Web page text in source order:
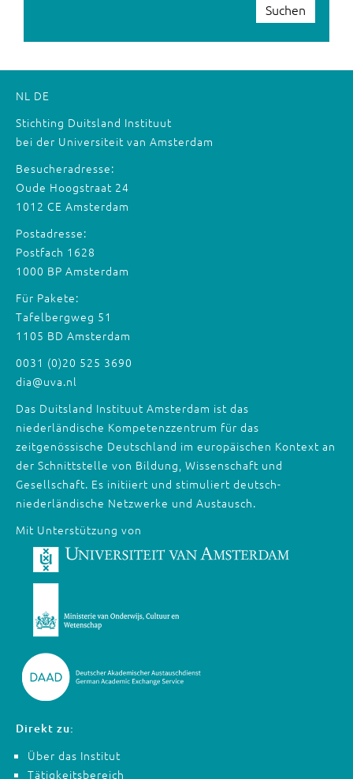
Suchen
NL DE
Stichting Duitsland Instituut
bei der Universiteit van Amsterdam
Besucheradresse:
Oude Hoogstraat 24
1012 CE Amsterdam
Postadresse:
Postfach 1628
1000 BP Amsterdam
Für Pakete:
Tafelbergweg 51
1105 BD Amsterdam
0031 (0)20 525 3690
dia@uva.nl
Das Duitsland Instituut Amsterdam ist das
niederländische Kompetenzzentrum für das
zeitgenössische Deutschland im europäischen Kontext an
der Schnittstelle von Bildung, Wissenschaft und
Gesellschaft. Es initiiert und stimuliert deutsch-
niederländische Netzwerke und Austausch.
Mit Unterstützung von
Direkt zu:
Über das Institut
Tätigkeitsbereich